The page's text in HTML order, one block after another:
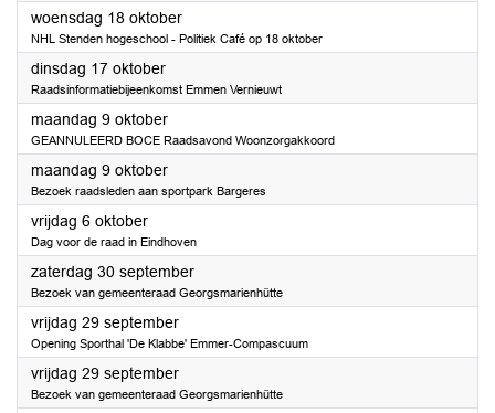
woensdag 18 oktober2023
NHL Stenden hogeschool - Politiek Café op 18 oktober
dinsdag 17 oktober2023
Raadsinformatiebijeenkomst Emmen Vernieuwt
maandag 9 oktober2023
GEANNULEERD BOCE Raadsavond Woonzorgakkoord
maandag 9 oktober2023
Bezoek raadsleden aan sportpark Bargeres
vrijdag 6 oktober2023
Dag voor de raad in Eindhoven
zaterdag 30 september2023
Bezoek van gemeenteraad Georgsmarienhütte
vrijdag 29 september2023
Opening Sporthal 'De Klabbe' Emmer-Compascuum
vrijdag 29 september2023
Bezoek van gemeenteraad Georgsmarienhütte